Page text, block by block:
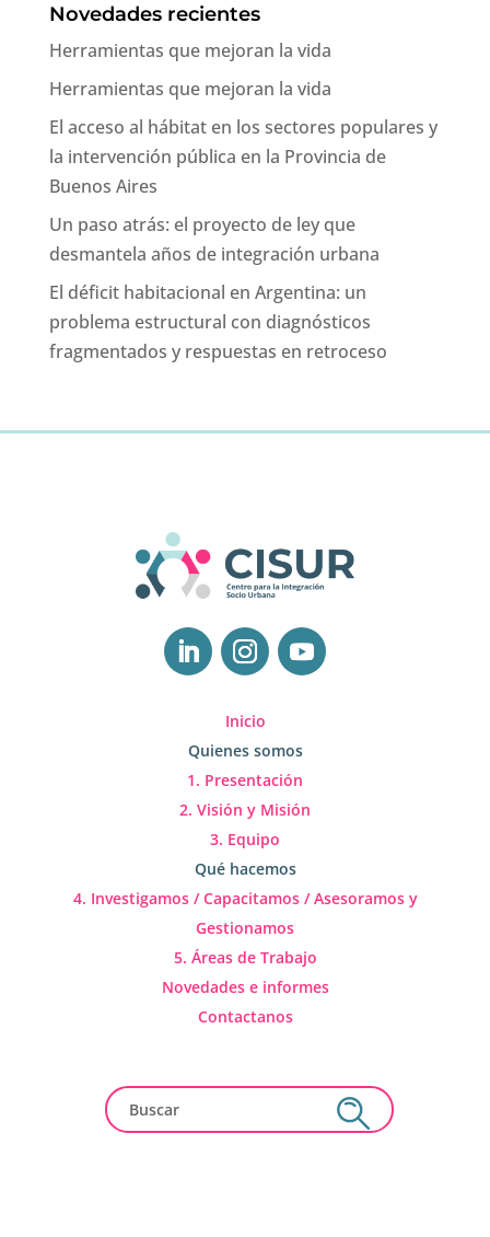
Novedades recientes
Herramientas que mejoran la vida
Herramientas que mejoran la vida
El acceso al hábitat en los sectores populares y
la intervención pública en la Provincia de
Buenos Aires
Un paso atrás: el proyecto de ley que
desmantela años de integración urbana
El déficit habitacional en Argentina: un
problema estructural con diagnósticos
fragmentados y respuestas en retroceso
Inicio
Quienes somos
1. Presentación
2. Visión y Misión
3. Equipo
Qué hacemos
4. Investigamos / Capacitamos / Asesoramos y
Gestionamos
5. Áreas de Trabajo
Novedades e informes
Contactanos